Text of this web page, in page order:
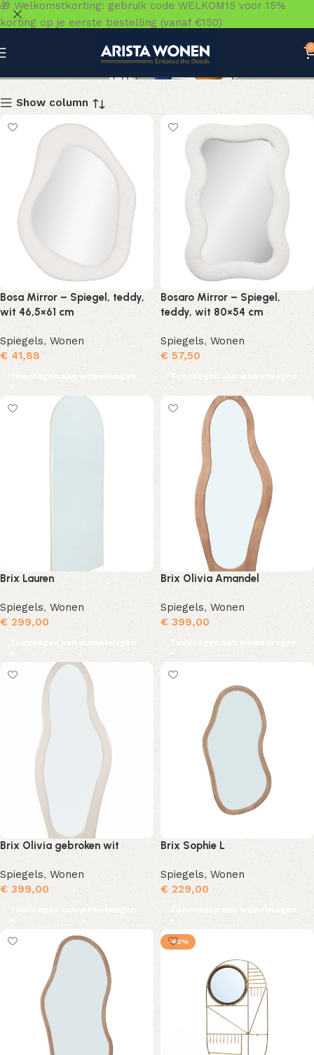
0
Accessoires
Show column
Bosa Mirror – Spiegel, teddy,
wit 46,5×61 cm
Spiegels, Wonen
€ 41,88
Toevoegen aan winkelwagen
Bosaro Mirror – Spiegel,
teddy, wit 80×54 cm
Spiegels, Wonen
€ 57,50
Toevoegen aan winkelwagen
Brix Lauren
Spiegels,Wonen
€ 299,00
Toevoegen aan winkelwagen
Brix Olivia Amandel
Spiegels, Wonen
€399,00
Toevoegen aan winkelwagen
Brix Olivia gebroken wit
Spiegels,Wonen
€399,00
Toevoegen aan winkelwagen
Brix Sophie L
Spiegels, Wonen
€229,00
Toevoegen aan winkelwagen
-40%
🎁 Welkomstkorting: gebruik code WELKOM15 voor 15%
korting op je eerste bestelling (vanaf €150)